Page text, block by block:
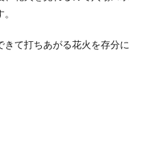
て打ちあがる花火を存分に